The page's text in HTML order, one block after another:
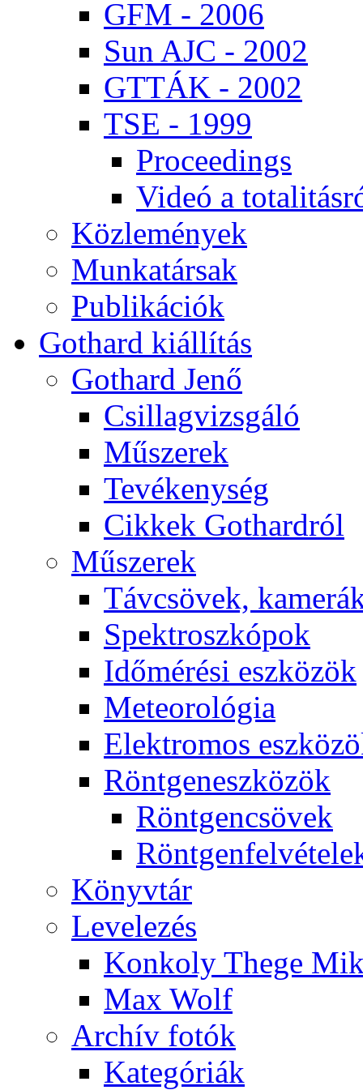
GFM - 2006
Sun AJC - 2002
GT­TÁK - 2002
TSE - 1999
Pro­ce­e­dings
Vi­deó a
Köz­le­mé­nyek
Mun­ka­tár­sak
Pub­li­ká­ci­ók
Got­hard ki­ál­lí­tás
Got­hard Je­nő
Csil­lag­vizs­gá­ló
Mű­sze­rek
Te­vé­keny­ség
Cik­kek Got­hard­ról
Mű­sze­rek
Táv­csö­vek,
Spekt­rosz­kó­pok
Idő­mé­ré­si esz­kö­zök
Me­te­o­ro­ló­gia
Elekt­ro­mos
Rönt­gen­esz­kö­zök
Rönt­gen­csö­vek
Könyv­tár
Le­ve­le­zés
Kon­koly The­ge
Max Wolf
Ar­chív fo­tók
Ka­te­gó­ri­ák